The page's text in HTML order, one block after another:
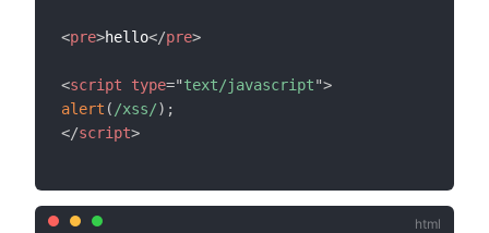
<pre>hello</pre>
<script type="text/javascript">
alert ( /xss/) ;
</script>